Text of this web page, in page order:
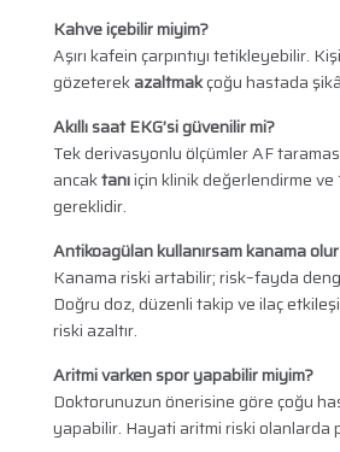
Kahve içebilir miyim?
Aşırı kafein çarpıntıyı tetikleyebilir.
gözeterekazaltmakçoğu hastada
Akıllı saat EKG’si güvenilir mi?
Tek derivasyonlu ölçümler AF
ancaktanıiçin klinik değerlendirme ve
gereklidir.
Antikoagülan kullanırsam kanama
Kanama riski artabilir; risk–fayda
Doğru doz, düzenli takip ve ilaç
riski azaltır.
Aritmi varken spor yapabilir miyim?
Doktorunuzun önerisine göre çoğu
yapabilir. Hayati aritmi riski olanlarda